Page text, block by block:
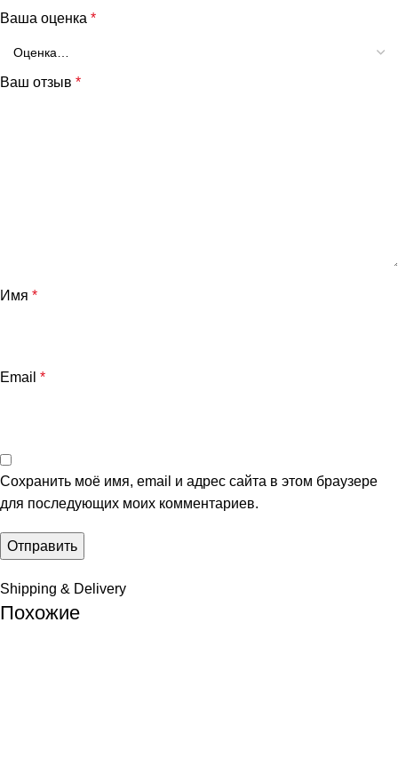
Ваша оценка *
Ваш отзыв *
Имя *
Email *
Сохранить моё имя, email и адрес сайта в этом браузере
для последующих моих комментариев.
Shipping & Delivery
Похожие